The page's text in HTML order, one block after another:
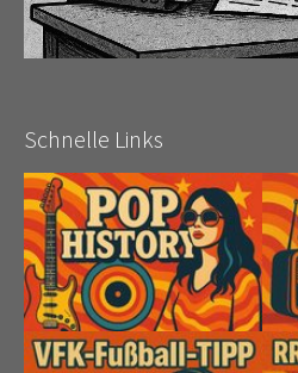
Schnelle Links